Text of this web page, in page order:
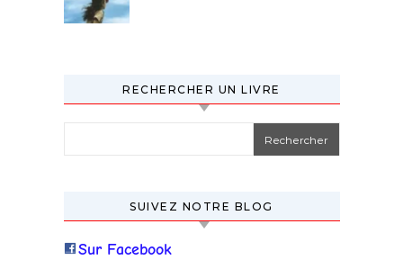
RECHERCHER UN LIVRE
SUIVEZ NOTRE BLOG
Sur Facebook